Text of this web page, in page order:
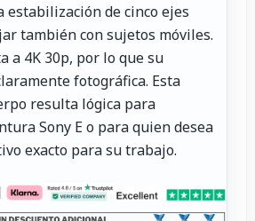
estabilización de cinco ejes
también con sujetos móviles.
a 4K 30p, por lo que su
fotográfica. Esta
resulta lógica para
Sony E o para quien desea
exacto para su trabajo.